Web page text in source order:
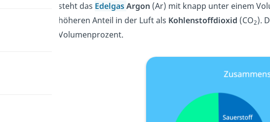
steht das EdelgasArgon (Ar) mit knapp unter einem
höheren Anteil in der Luft als Kohlenstoffdioxid (CO2).
Volumenprozent.